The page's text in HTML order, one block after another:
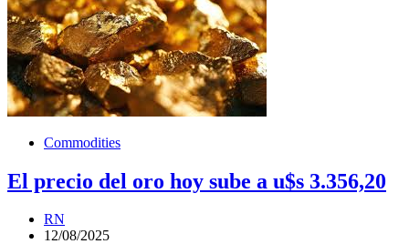
Commodities
El precio del oro hoy sube a u$s 3.356,20
RN
12/08/2025